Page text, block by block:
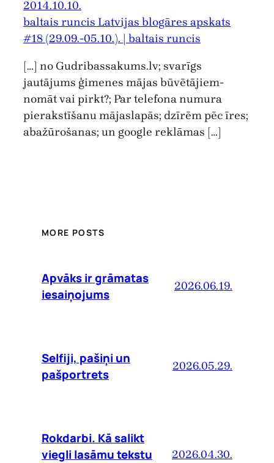
2014.10.10.
baltais runcis Latvijas blogāres apskats
#18 (29.09.-05.10.). | baltais runcis
[…] no Gudribassakums.lv; svarīgs
jautājums ģimenes mājas būvētājiem-
nomāt vai pirkt?; Par telefona numura
pierakstīšanu mājaslapās; dzīrēm pēc īres;
abažūrošanas; un google reklāmas […]
MORE POSTS
Apvāks ir grāmatas
iesaiņojums
2026.06.19.
Selfiji, pašiņi un
pašportrets
2026.05.29.
Rokdarbi. Kā salikt
viegli lasāmu tekstu
2026.04.30.